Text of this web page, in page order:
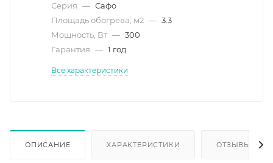
Серия — Сафо
Площадь обогрева, м2 — 3.3
Мощность, Вт — 300
Гарантия — 1 год
Все характеристики
ОПИСАНИЕ ХАРАКТЕРИСТИКИ ОТЗЫВЫ